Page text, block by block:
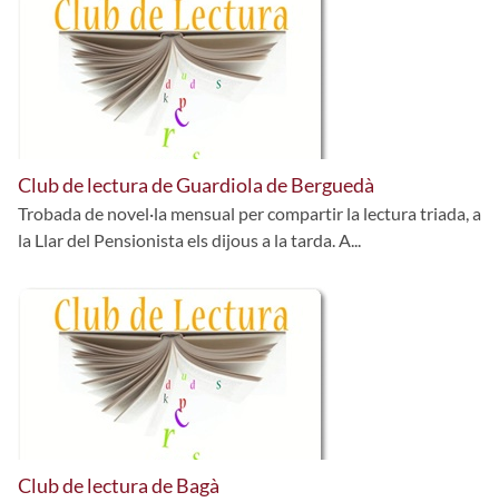
Club de lectura de Guardiola de Berguedà
Trobada de novel·la mensual per compartir la lectura triada, a
la Llar del Pensionista els dijous a la tarda. A...
Club de lectura de Bagà